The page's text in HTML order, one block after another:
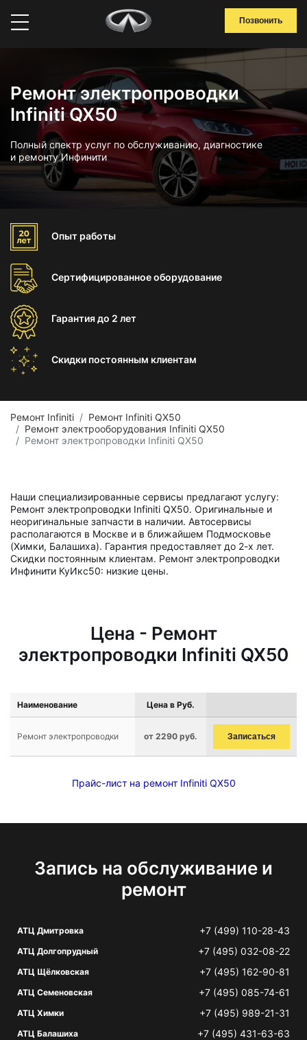
Позвонить
Ремонт электропроводки
Infiniti QX50
Полный спектр услуг по обслуживанию, диагностике
и ремонту Инфинити
Опыт работы
Сертифицированноеоборудование
Гарантиядо 2 лет
Скидки постоянным клиентам
Ремонт Infiniti
Ремонт Infiniti QX50
Ремонт электрооборудования Infiniti QX50
Ремонт электропроводки Infiniti QX50
Наши специализированные сервисы предлагают услугу:
Ремонт электропроводки Infiniti QX50. Оригинальные и
неоригинальные запчасти в наличии. Автосервисы
располагаются в Москве и в ближайшем Подмосковье
(Химки, Балашиха). Гарантия предоставляет до 2-х лет.
Скидки постоянным клиентам. Ремонт электропроводки
Инфинити КуИкс50: низкие цены.
Цена - Ремонт
электропроводки Infiniti QX50
Наименование Цена в Руб.
Ремонт электропроводки от 2290 руб. Записаться
Прайс-лист на ремонт Infiniti QX50
Запись на обслуживание и
ремонт
АТЦ Дмитровка +7 (499) 110-28-43
АТЦ Долгопрудный +7 (495) 032-08-22
АТЦ Щёлковская +7 (495) 162-90-81
АТЦ Семеновская +7 (495) 085-74-61
АТЦ Химки +7 (495) 989-21-31
АТЦ Балашиха +7 (495) 431-63-63